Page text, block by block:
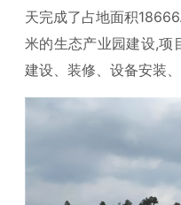
天完成了占地面积
米的生态产业园建设,项
建设、装修、设备安装